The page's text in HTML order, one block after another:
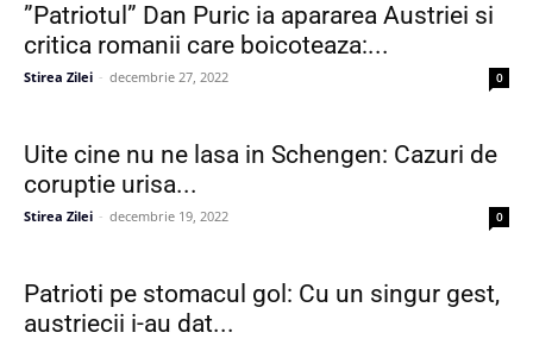
”Patriotul” Dan Puric ia apararea Austriei si
critica romanii care boicoteaza:...
Stirea Zilei - decembrie 27, 2022 0
Uite cine nu ne lasa in Schengen: Cazuri de
coruptie urisa...
Stirea Zilei - decembrie 19, 2022 0
Patrioti pe stomacul gol: Cu un singur gest,
austriecii i-au dat...